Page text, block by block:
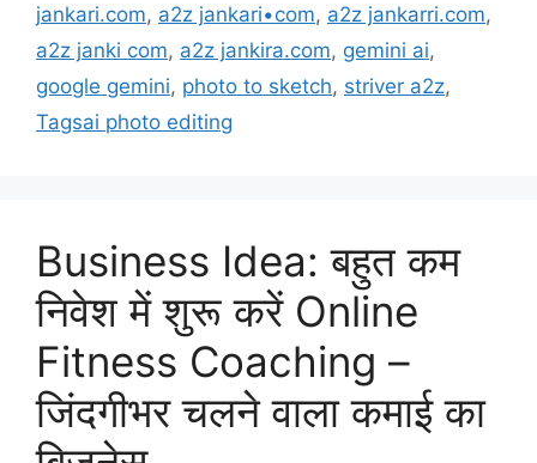
jankari.com, a2z jankari•com, a2z jankarri.com,
a2z janki com, a2z jankira.com, gemini ai,
google gemini, photo to sketch, striver a2z,
Tagsai photo editing
Business Idea: बहुत कम
निवेश में शुरू करें Online
Fitness Coaching –
जिंदगीभर चलने वाला कमाई का